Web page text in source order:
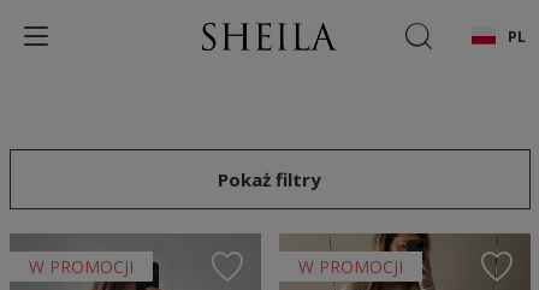
PL
Pokaż filtry
W PROMOCJI W PROMOCJI